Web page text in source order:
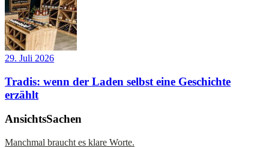
29. Juli 2026
Tradis: wenn der Laden selbst eine Geschichte
erzählt
AnsichtsSachen
Manchmal braucht es klare Worte.